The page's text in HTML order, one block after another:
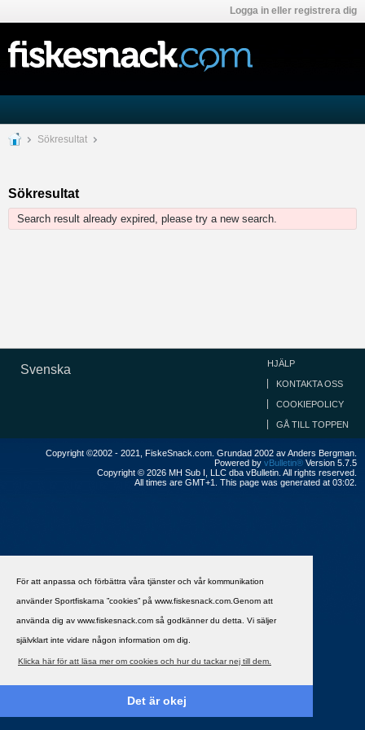
För att anpassa och förbättra våra tjänster och vår kommunikation
använder Sportfiskarna ”cookies” på www.fiskesnack.com.Genom att
använda dig av www.fiskesnack.com så godkänner du detta. Vi säljer
självklart inte vidare någon information om dig.
Klicka här för att läsa mer om cookies och hur du tackar nej till dem.
Det är okej
Logga in eller registrera dig
Sökresultat
Sökresultat
Search result already expired, please try a new search.
Svenska HJÄLP
KONTAKTA OSS
COOKIEPOLICY
GÅ TILL TOPPEN
Copyright ©2002 - 2021, FiskeSnack.com. Grundad 2002 av Anders Bergman.
Powered by vBulletin® Version 5.7.5
Copyright © 2026 MH Sub I, LLC dba vBulletin. All rights reserved.
All times are GMT+1. This page was generated at 03:02.